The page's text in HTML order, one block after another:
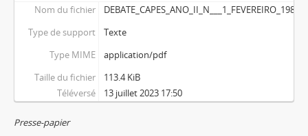
Nom du fichier
Type de support
Texte
Type MIME
application/pdf
Taille du fichier
113.4 KiB
Téléversé
13 juillet 2023 17:50
Presse-papier